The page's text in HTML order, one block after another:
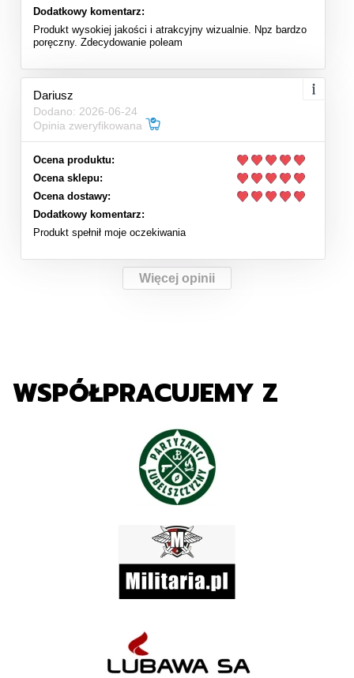
Dodatkowy komentarz:
Produkt wysokiej jakości i atrakcyjny wizualnie. Npz bardzo
poręczny. Zdecydowanie poleam
Dariusz
Dodano: 2026-06-24
Opinia zweryfikowana
Ocena produktu:
Ocena sklepu:
Ocena dostawy:
Dodatkowy komentarz:
Produkt spełnił moje oczekiwania
Więcej opinii
WSPÓŁPRACUJEMY Z